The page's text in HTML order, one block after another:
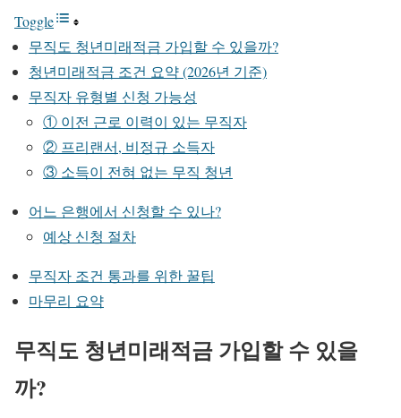
Toggle
무직도 청년미래적금 가입할 수 있을까?
청년미래적금 조건 요약 (2026년 기준)
무직자 유형별 신청 가능성
① 이전 근로 이력이 있는 무직자
② 프리랜서, 비정규 소득자
③ 소득이 전혀 없는 무직 청년
어느 은행에서 신청할 수 있나?
예상 신청 절차
무직자 조건 통과를 위한 꿀팁
마무리 요약
무직도 청년미래적금 가입할 수 있을
까?